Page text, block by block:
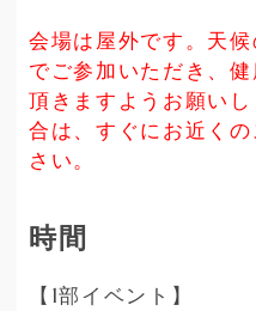
会場は屋外です。天
でご参加いただき、
頂きますようお願い
合は、すぐにお近く
さい。
時間
【1部イベント】